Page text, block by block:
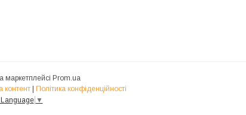
маркетплейсі Prom.ua
контент | Політика конфіденційності
▼